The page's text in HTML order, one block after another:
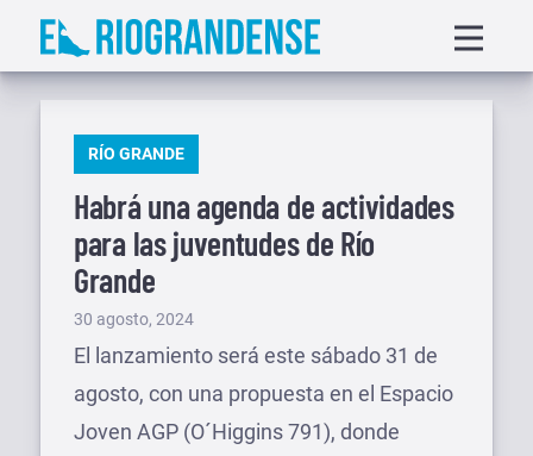
Saltar
menu
PUBLICADO
RÍO GRANDE
Habrá una agenda de actividades
para las juventudes de Río
Grande
Publicado
el
30 agosto, 2024
El lanzamiento será este sábado 31 de
agosto, con una propuesta en el Espacio
Joven AGP (O´Higgins 791), donde